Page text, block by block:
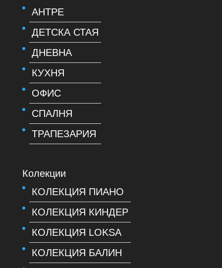
АНТРЕ
ДЕТСКА СТАЯ
ДНЕВНА
КУХНЯ
ОФИС
СПАЛНЯ
ТРАПЕЗАРИЯ
Колекции
КОЛЕКЦИЯ ПИАНО
КОЛЕКЦИЯ КИНДЕР
КОЛЕКЦИЯ LOKSA
КОЛЕКЦИЯ БАЛИН